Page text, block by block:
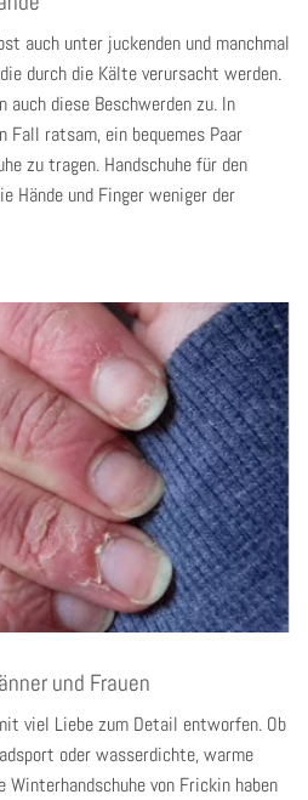
auch unter juckenden und manchmal
durch die Kälte verursacht werden.
auch diese Beschwerden zu. In
Fall ratsam, ein bequemes Paar
zu tragen. Handschuhe für den
Hände und Finger weniger der
und Frauen
viel Liebe zum Detail entworfen. Ob
oder wasserdichte, warme
Winterhandschuhe von Frickin haben